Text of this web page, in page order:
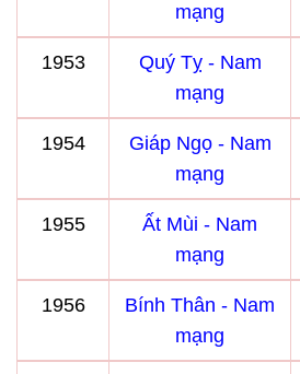
mạng
1953
Quý Tỵ - Nam
mạng
1954
Giáp Ngọ - Nam
mạng
1955
Ất Mùi - Nam
mạng
1956
Bính Thân - Nam
mạng